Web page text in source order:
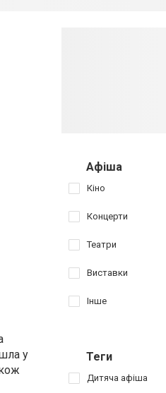
у
Афіша
Кіно
Концерти
Театри
Виставки
Інше
Теги
Дитяча афіша